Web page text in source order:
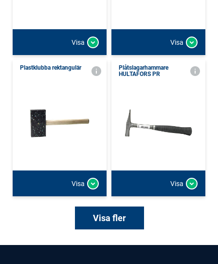
Visa Visa
Plastklubba rektangulär
Visa
Plåtslagarhammare
HULTAFORS PR
Visa
Visa fler